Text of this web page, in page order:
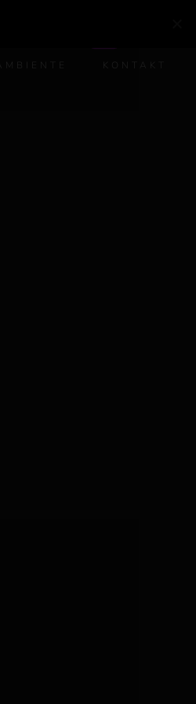
AMBIENTE KONTAKT